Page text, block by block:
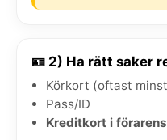
🪪 2) Ha rätt saker
Körkort (oftast
Pass/ID
Kreditkort i